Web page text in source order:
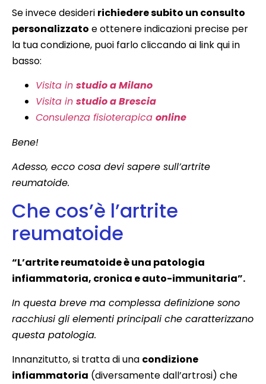
Se invece desideri richiedere subito un consulto
personalizzato e ottenere indicazioni precise per
la tua condizione, puoi farlo cliccando ai link qui in
basso:
Visita in studio a Milano
Visita in studio a Brescia
Consulenza fisioterapica online
Bene!
Adesso, ecco cosa devi sapere sull’artrite
reumatoide.
Che cos’è l’artrite
reumatoide
“L’artrite reumatoide è una patologia
infiammatoria, cronica e auto-immunitaria”.
In questa breve ma complessa definizione sono
racchiusi gli elementi principali che caratterizzano
questa patologia.
Innanzitutto, si tratta di una condizione
infiammatoria (diversamente dall’artrosi) che